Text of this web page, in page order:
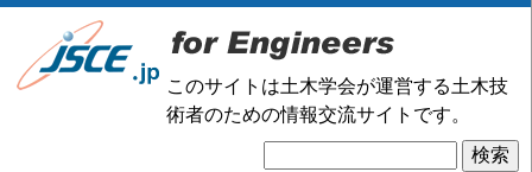
メ
このサイトは土木学会が運営する土木技
術者のための情報交流サイトです。